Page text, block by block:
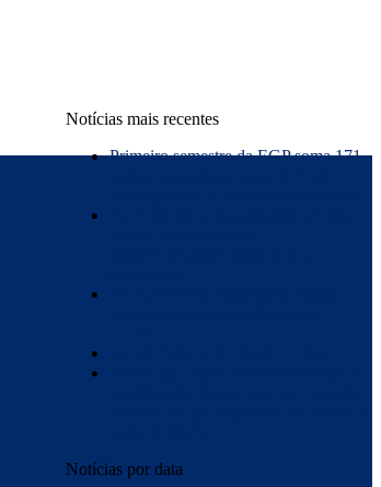
Notícias mais recentes
Primeiro semestre da EGP soma 171
Notícias por data